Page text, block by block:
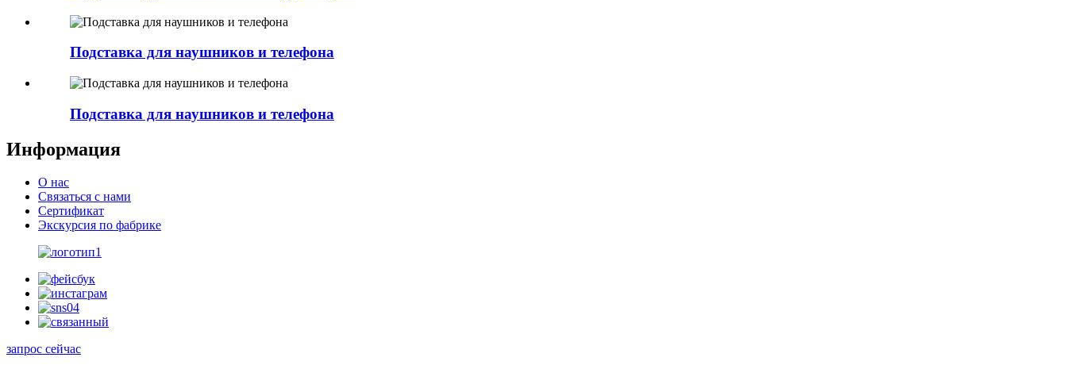
Подставка для наушников и телефона
Подставка для наушников и телефона
Информация
О нас
Связаться с нами
Сертификат
Экскурсия по фабрике
запрос сейчас